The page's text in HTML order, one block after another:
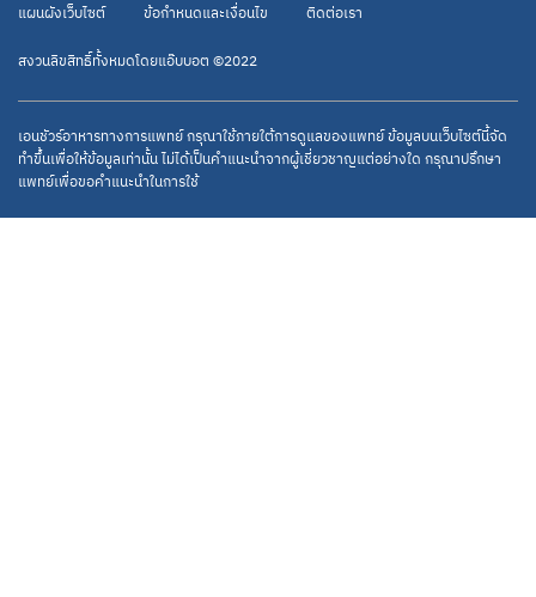
แผนผังเว็บไซต์
ข้อกำหนดและเงื่อนไข ติดต่อเรา
สงวนลิขสิทธิ์ทั้งหมดโดยแอ๊บบอต ©2022
เอนชัวร์อาหารทางการแพทย์ กรุณาใช้ภายใต้การดูแลของแพทย์ ข้อมูลบนเว็บไซต์นี้จัด
ทำขึ้นเพื่อให้ข้อมูลเท่านั้น ไม่ได้เป็นคำแนะนำจากผู้เชี่ยวชาญแต่อย่างใด กรุณาปรึกษา
แพทย์เพื่อขอคำแนะนำในการใช้